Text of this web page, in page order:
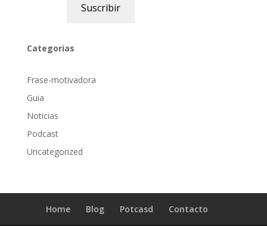
Suscribir
Categorias
Frase-motivadora
Guia
Noticias
Podcast
Uncategorized
Home Blog Potcasd Contacto